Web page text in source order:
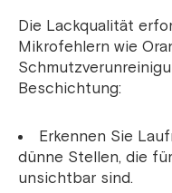
Die Lackqualität
Mikrofehlern wie
Beschichtung:
Erkennen Sie
dünne Stellen, die
unsichtbar sind.